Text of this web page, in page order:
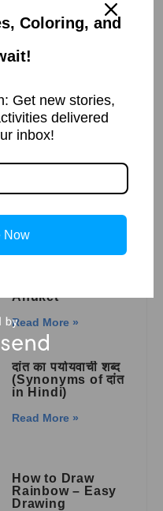
Ostereier
Ausmalbild
coloring page for
Kids and Adults
Anuket
Read More »
दांत का पर्यायवाची शब्द
(Synonyms of दांत
in Hindi)
Read More »
How to Draw
Rainbow – Easy
Drawing
Coloring, and
Get new stories,
delivered
inbox!
Now